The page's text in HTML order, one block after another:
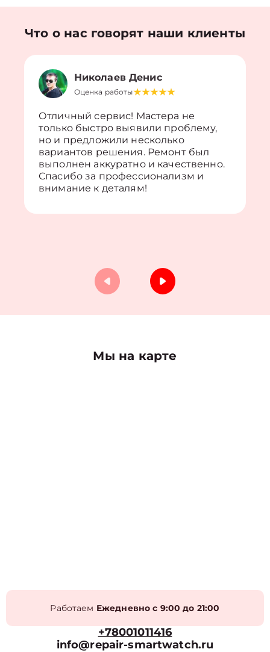
Что о нас говорят наши клиенты
Николаев Денис
Оценка работы
Отличный сервис! Мастера не
только быстро выявили проблему,
но и предложили несколько
вариантов решения. Ремонт был
выполнен аккуратно и качественно.
Спасибо за профессионализм и
внимание к деталям!
Мы на карте
Работаем Ежедневно с 9:00 до 21:00
+78001011416
info@repair-smartwatch.ru